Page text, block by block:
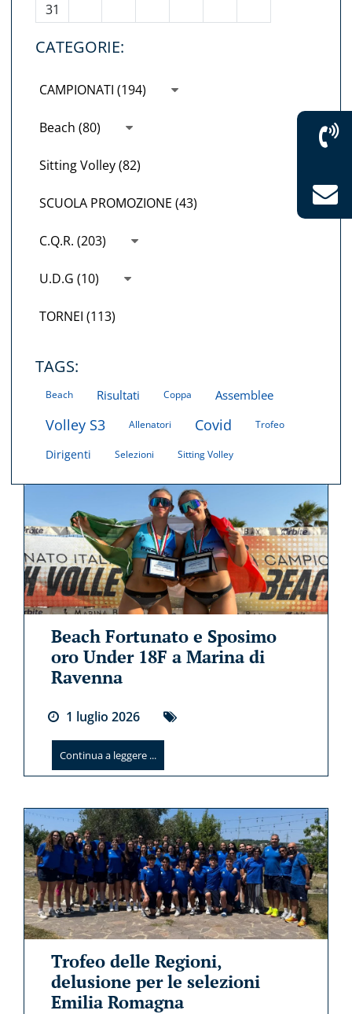
31
CATEGORIE:
CAMPIONATI (194)
Beach (80)
Sitting Volley (82)
SCUOLA PROMOZIONE (43)
C.Q.R. (203)
U.D.G (10)
TORNEI (113)
TAGS:
Beach Risultati Coppa Assemblee
Volley S3 Allenatori Covid Trofeo
Dirigenti Selezioni Sitting Volley
Beach Fortunato e Sposimo
oro Under 18F a Marina di
Ravenna
1 luglio 2026
Continua a leggere ...
Trofeo delle Regioni,
delusione per le selezioni
Emilia Romagna